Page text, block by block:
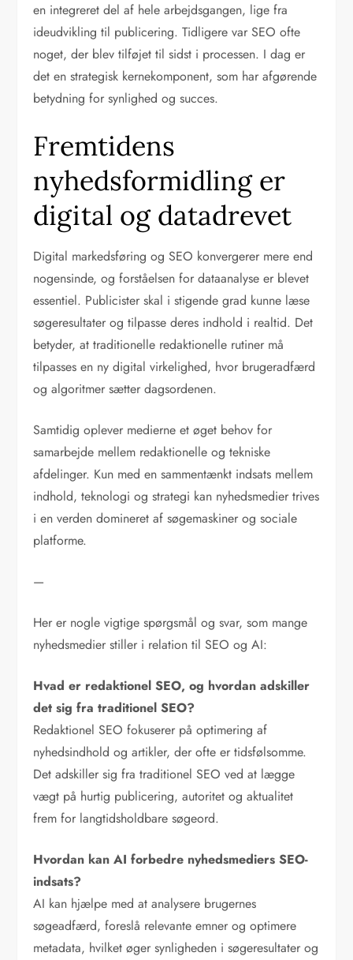
en integreret del af hele arbejdsgangen, lige fra
ideudvikling til publicering. Tidligere var SEO ofte
noget, der blev tilføjet til sidst i processen. I dag er
det en strategisk kernekomponent, som har afgørende
betydning for synlighed og succes.
Fremtidens
nyhedsformidling er
digital og datadrevet
Digital markedsføring og SEO konvergerer mere end
nogensinde, og forståelsen for dataanalyse er blevet
essentiel. Publicister skal i stigende grad kunne læse
søgeresultater og tilpasse deres indhold i realtid. Det
betyder, at traditionelle redaktionelle rutiner må
tilpasses en ny digital virkelighed, hvor brugeradfærd
og algoritmer sætter dagsordenen.
Samtidig oplever medierne et øget behov for
samarbejde mellem redaktionelle og tekniske
afdelinger. Kun med en sammentænkt indsats mellem
indhold, teknologi og strategi kan nyhedsmedier trives
i en verden domineret af søgemaskiner og sociale
platforme.
—
Her er nogle vigtige spørgsmål og svar, som mange
nyhedsmedier stiller i relation til SEO og AI:
Hvad er redaktionel SEO, og hvordan adskiller
det sig fra traditionel SEO?
Redaktionel SEO fokuserer på optimering af
nyhedsindhold og artikler, der ofte er tidsfølsomme.
Det adskiller sig fra traditionel SEO ved at lægge
vægt på hurtig publicering, autoritet og aktualitet
frem for langtidsholdbare søgeord.
Hvordan kan AI forbedre nyhedsmediers SEO-
indsats?
AI kan hjælpe med at analysere brugernes
søgeadfærd, foreslå relevante emner og optimere
metadata, hvilket øger synligheden i søgeresultater og